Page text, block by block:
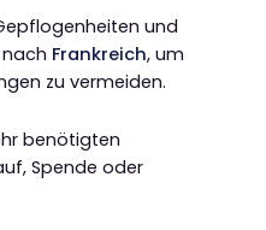
und
Frankreich, um
zu vermeiden.
benötigten
Spende oder